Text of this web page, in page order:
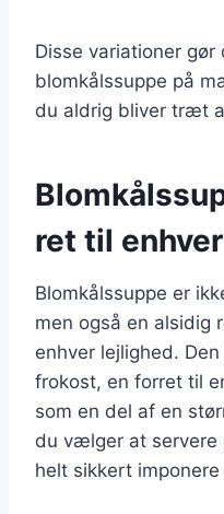
Disse variationer
blomkålssuppe på
du aldrig bliver træt
ret til
Blomkålssuppe er
men også en alsidig
enhver lejlighed.
frokost, en forret til
som en del af en
du vælger at servere
helt sikkert